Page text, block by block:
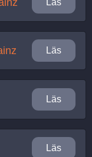
Läs
Läs
Läs
Läs